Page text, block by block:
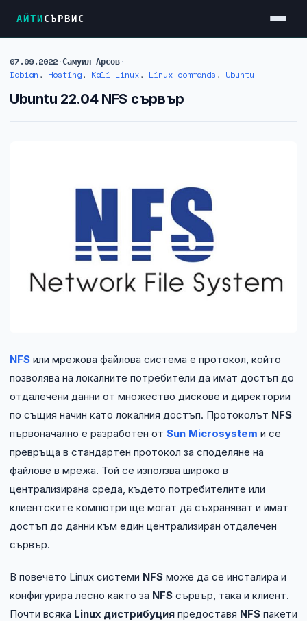
АЙТИСЪРВИС
Услуги
Достъп до Интернет
Колокация на сървъри
Абонаментна IT поддръжка
Правна информация
GDPR
Контакти
Блог
07.09.2022·Самуил Арсов·
Debian , Hosting, Kali Linux, Linux commands , Ubuntu
Ubuntu 22.04 NFS сървър
NFS или мрежова файлова система е протокол, който
позволява на локалните потребители да имат достъп до
отдалечени данни от множество дискове и директории
по същия начин като локалния достъп. Протоколът NFS
първоначално е разработен от Sun Microsystem и се
превръща в стандартен протокол за споделяне на
файлове в мрежа. Той се използва широко в
централизирана среда, където потребителите или
клиентските компютри ще могат да съхраняват и имат
достъп до данни към един централизиран отдалечен
сървър.
В повечето Linux системи NFS може да се инсталира и
конфигурира лесно както за NFS сървър, така и клиент.
Почти всяка Linux дистрибуция предоставя NFS пакети